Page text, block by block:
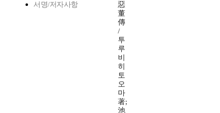
서명/저자사항
惡
董
傳
/
투
루
비
히
토
오
마
著;
池